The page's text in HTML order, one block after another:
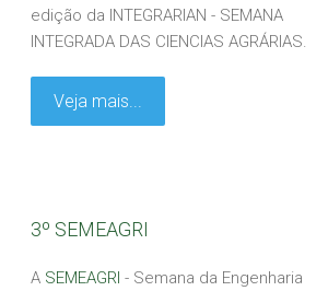
edição da INTEGRARIAN - SEMANA
INTEGRADA DAS CIENCIAS AGRÁRIAS.
Veja mais...
3º SEMEAGRI
A SEMEAGRI - Semana da Engenharia